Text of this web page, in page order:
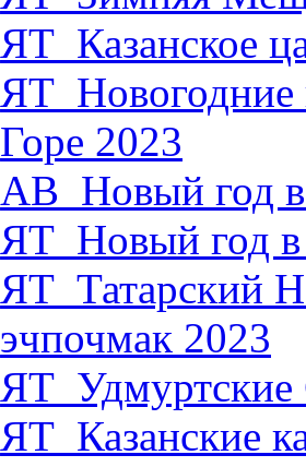
ЯТ_Казанское
Горе 2023
АВ_Новый год
ЯТ_Новый год в
ЯТ_Татарский
эчпочмак 2023
ЯТ_Казанские